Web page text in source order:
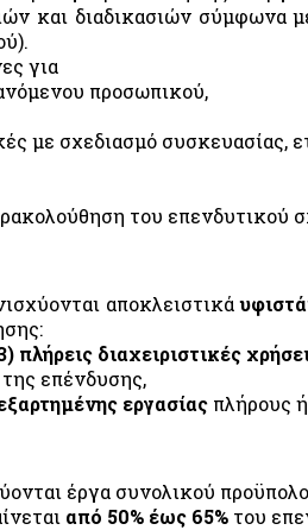
και διαδικασιών
για
προσωπικού,
με σχεδιασμό συσκευασίας,
του επενδυτικού
αποκλειστικά
πλήρεις διαχειριστικές
της επένδυσης,
εργασίας πλήρους
έργα συνολικού
από 50% έως 65% του